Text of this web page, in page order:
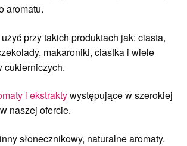
aromatu.
przy takich produktach jak: ciasta,
makaroniki, ciastka i wiele
cukierniczych.
i ekstraktywystępujące w szerokiej
naszej ofercie.
słonecznikowy, naturalne aromaty.